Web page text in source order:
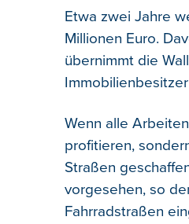
Etwa zwei Jahre
Millionen Euro.
übernimmt die
Wenn alle
profitieren,
Straßen
vorgesehen, so
Fahrradstraßen